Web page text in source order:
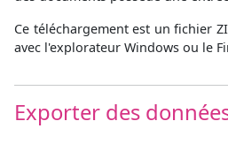
Ce téléchargement est un fichier
avec l'explorateur Windows ou le
Exporter des